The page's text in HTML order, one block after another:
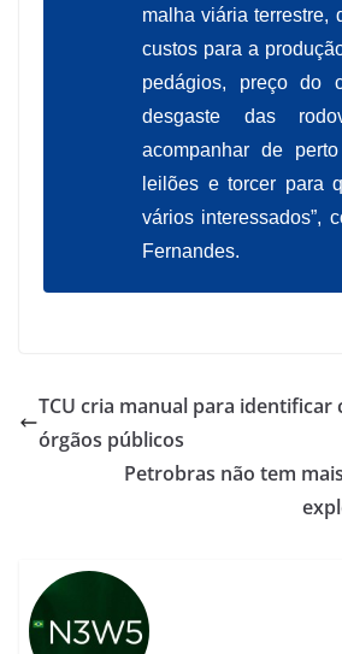
malha viária terrestre,
custos para a
pedágios, preço do
desgaste das
acompanhar de
leilões e torcer para
vários interessados”,
Fernandes.
TCU cria manual para identificar
órgãos públicos
Petrobras não tem